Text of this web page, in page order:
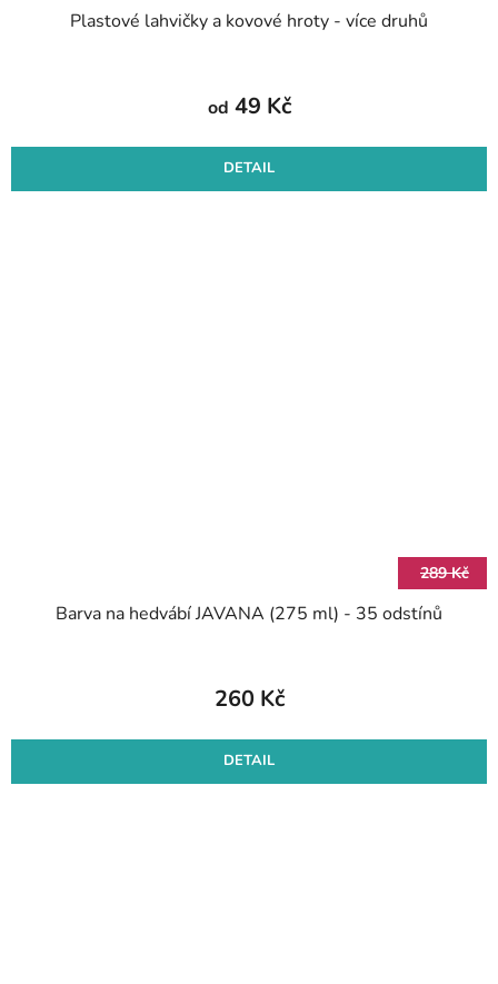
Plastové lahvičky a kovové hroty - více druhů
od 49 Kč
DETAIL
289 Kč
Barva na hedvábí JAVANA (275 ml) - 35 odstínů
260 Kč
DETAIL